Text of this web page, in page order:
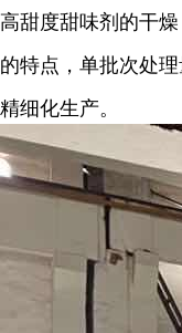
高甜度甜味剂的干
的特点，单批次处
精细化生产。